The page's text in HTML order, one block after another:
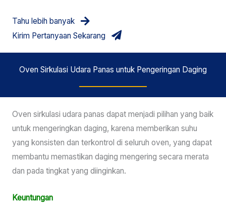
Tahu lebih banyak
Kirim Pertanyaan Sekarang
Oven Sirkulasi Udara Panas untuk Pengeringan Daging
Oven sirkulasi udara panas dapat menjadi pilihan yang baik
untuk mengeringkan daging, karena memberikan suhu
yang konsisten dan terkontrol di seluruh oven, yang dapat
membantu memastikan daging mengering secara merata
dan pada tingkat yang diinginkan.
Keuntungan